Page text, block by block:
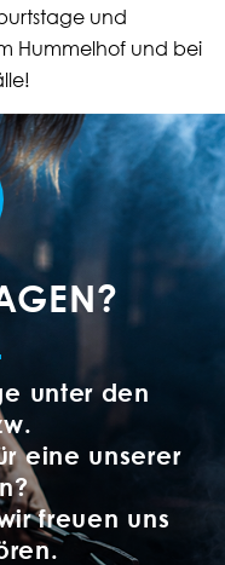
und
Hummelhof und bei
unter den
eine unserer
freuen uns